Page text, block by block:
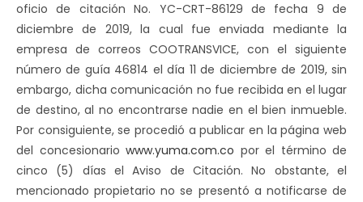
oficio de citación No. YC-CRT-86129 de fecha 9 de
diciembre de 2019, la cual fue enviada mediante la
empresa de correos COOTRANSVICE, con el siguiente
número de guía 46814 el día 11 de diciembre de 2019, sin
embargo, dicha comunicación no fue recibida en el lugar
de destino, al no encontrarse nadie en el bien inmueble.
Por consiguiente, se procedió a publicar en la página web
del concesionario www.yuma.com.co por el término de
cinco (5) días el Aviso de Citación. No obstante, el
mencionado propietario no se presentó a notificarse de